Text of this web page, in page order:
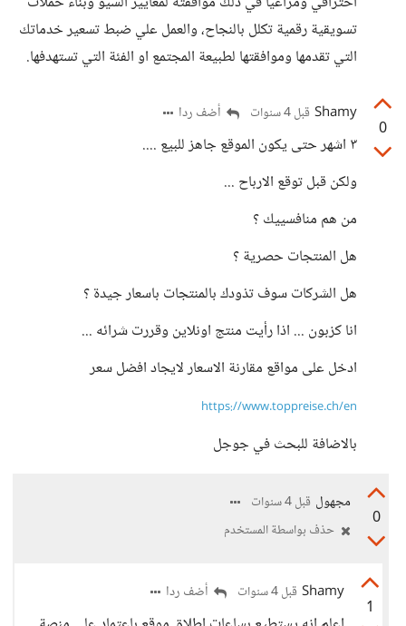
تسويقية رقمية تكلل بالنجاح، والعمل علي ضبط تسعير خدماتك
التي تقدمها وموافقتها لطبيعة المجتمع او الفئة التي تستهدفها.
0
Shamy قبل 4 سنوات أضف ردا
٣ اشهر حتى يكون الموقع جاهز للبيع ....
ولكن قبل توقع الارباح ...
من هم منافسييك ؟
هل المنتجات حصرية ؟
هل الشركات سوف تذودك بالمنتجات باسعار جيدة ؟
انا كزبون ... اذا رأيت منتج اونلاين وقررت شرائه ...
ادخل على مواقع مقارنة الاسعار لايجاد افضل سعر
https://www.toppreise.ch/en
بالاضافة للبحث في جوجل
0
مجهول قبل 4 سنوات
حذف بواسطة المستخدم
1
Shamy قبل 4 سنوات أضف ردا